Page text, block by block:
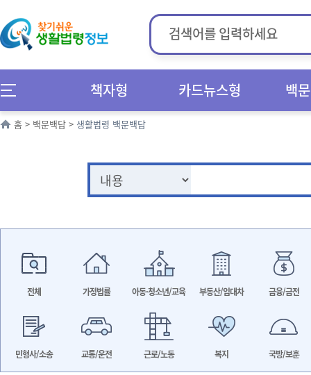
책자형 카드뉴스형 백
홈 > 백문백답 > 생활법령 백문백답
전체 가정법률 아동·청소년/교육 부동산/임대차 금융/금전
민형사/소송 교통/운전 근로/노동 복지 국방/보훈